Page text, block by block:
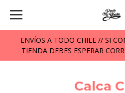
ENVÍOS A TODO CHILE // SI
TIENDA DEBES ESPERAR
Calca